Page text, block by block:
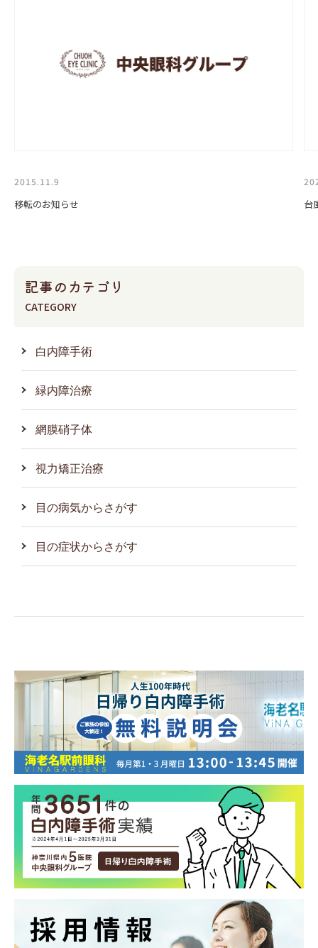
2015.11.9
移転のお知らせ 台
記事のカテゴリ
CATEGORY
白内障手術
緑内障治療
網膜硝子体
視力矯正治療
目の病気からさがす
目の症状からさがす